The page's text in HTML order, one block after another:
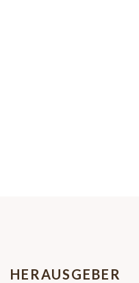
HERAUSGEBER